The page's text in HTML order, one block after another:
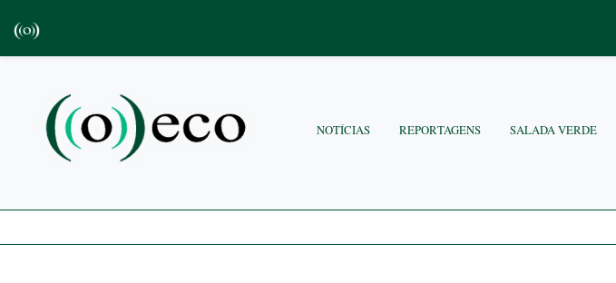
NOTÍCIAS REPORTAGENS SALADA VERDE